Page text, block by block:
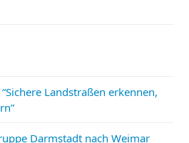
Landstraßen erkennen,
Darmstadt nach Weimar